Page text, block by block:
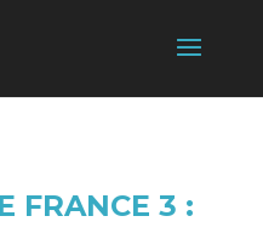
FRANCE 3 :